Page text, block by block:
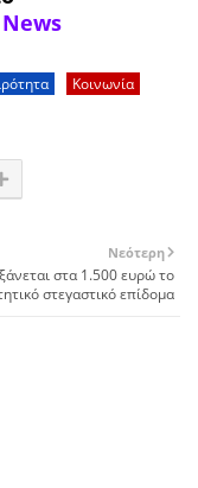
Κοινωνία
Νεότερη
στα 1.500 ευρώ το
στεγαστικό επίδομα